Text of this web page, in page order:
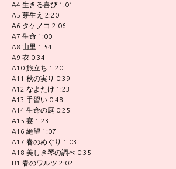
A4 生きる喜び 1:01
A5 芽生え 2:20
A6 タケノコ 2:06
A7 生命 1:00
A8 山里 1:54
A9 衣 0:34
A10 旅立ち 1:20
A11 秋の実り 0:39
A12 なよたけ 1:23
A13 手習い 0:48
A14 生命の庭 0:25
A15 宴 1:23
A16 絶望 1:07
A17 春のめぐり 1:03
A18 美しき琴の調べ 0:35
B1 春のワルツ 2:02